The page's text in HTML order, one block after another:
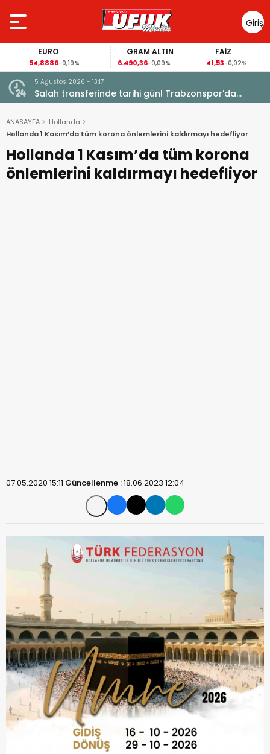
Giriş
Yap
EURO
54,8886-0,19%
GRAM ALTIN
6.490,36-0,09%
FAİZ
41,53 -0,02%
5 Ağustos 2026 - 13:17
Salah transferinde tarihi gün! Trabzonspor’da
büyük heyecan
ANASAYFA
Hollanda
Hollanda 1 Kasım’da tüm korona önlemlerini kaldırmayı hedefliyor
Hollanda 1 Kasım’da tüm korona
önlemlerini kaldırmayı hedefliyor
07.05.2020 15:11 Güncellenme :18.06.2023 12:04